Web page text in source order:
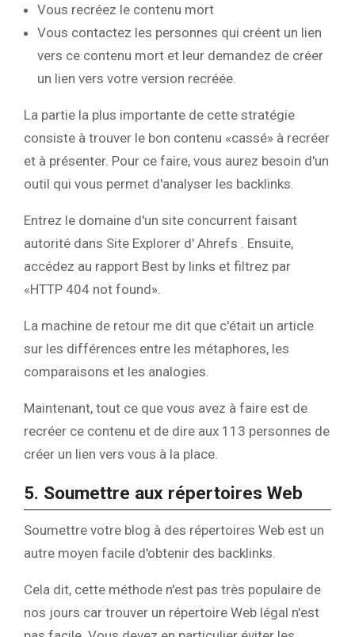
Vous recréez le contenu mort
Vous contactez les personnes qui créent un lien
vers ce contenu mort et leur demandez de créer
un lien vers votre version recréée.
La partie la plus importante de cette stratégie
consiste à trouver le bon contenu «cassé» à recréer
et à présenter. Pour ce faire, vous aurez besoin d'un
outil qui vous permet d'analyser les backlinks.
Entrez le domaine d'un site concurrent faisant
autorité dans Site Explorer d' Ahrefs . Ensuite,
accédez au rapport Best by links et filtrez par
«HTTP 404 not found».
La machine de retour me dit que c'était un article
sur les différences entre les métaphores, les
comparaisons et les analogies.
Maintenant, tout ce que vous avez à faire est de
recréer ce contenu et de dire aux 113 personnes de
créer un lien vers vous à la place.
5. Soumettre aux répertoires Web
Soumettre votre blog à des répertoires Web est un
autre moyen facile d'obtenir des backlinks.
Cela dit, cette méthode n'est pas très populaire de
nos jours car trouver un répertoire Web légal n'est